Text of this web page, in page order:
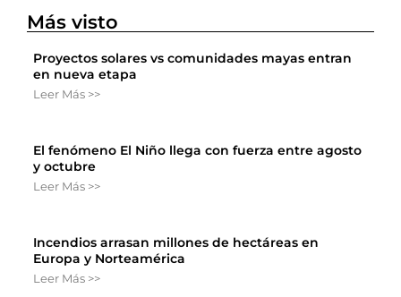
Más visto
Proyectos solares vs comunidades mayas entran
en nueva etapa
Leer Más >>
El fenómeno El Niño llega con fuerza entre agosto
y octubre
Leer Más >>
Incendios arrasan millones de hectáreas en
Europa y Norteamérica
Leer Más >>